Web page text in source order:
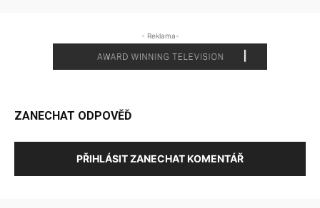
- Reklama-
ZANECHAT ODPOVĚĎ
PŘIHLÁSIT ZANECHAT KOMENTÁŘ